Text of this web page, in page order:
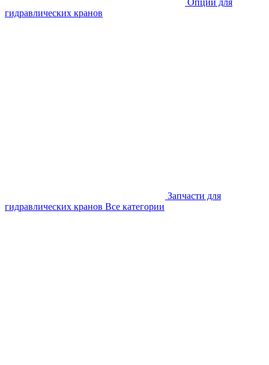
Опции для
гидравлических кранов
Запчасти для
гидравлических кранов Все категории